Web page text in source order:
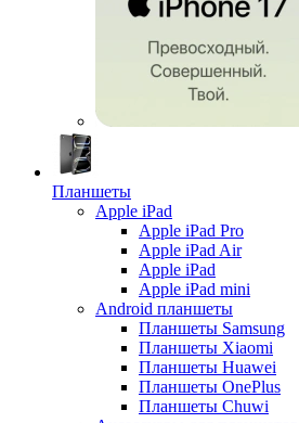
Планшеты
Apple iPad
Apple iPad Pro
Apple iPad Air
Apple iPad
Apple iPad mini
Android планшеты
Планшеты Samsung
Планшеты Xiaomi
Планшеты Huawei
Планшеты OnePlus
Планшеты Chuwi